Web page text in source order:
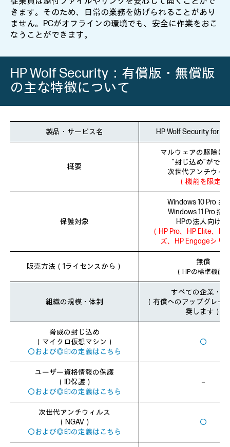
きます。そのため、日常の業務を妨げられることがあり
ません。PCがオフラインの環境でも、安全に作業をおこ
なうことができます。
HP Wolf Security：有償版・無償版
の主な特徴について
製品・サービス名 HP Wolf Security for
概要
マルウェアの駆除に
“封じ込め”ができ
次世代アンチウイ
（機能を限定）
保護対象
Windows 10 Pro お
Windows 11 Pro 搭
HPの法人向けPC
（HP Pro、HP Elite、
ズ、HP Engageシリ
販売方法（1ライセンスから）
無償
（HPの標準機能
組織の規模・体制
すべての企業・組
（有償へのアップグレー
奨します）
脅威の封じ込め
（マイクロ仮想マシン）
〇および◎印の定義はこちら
〇
ユーザー資格情報の保護
（ID保護）
〇および◎印の定義はこちら
－
次世代アンチウィルス
（NGAV）
〇および◎印の定義はこちら
〇